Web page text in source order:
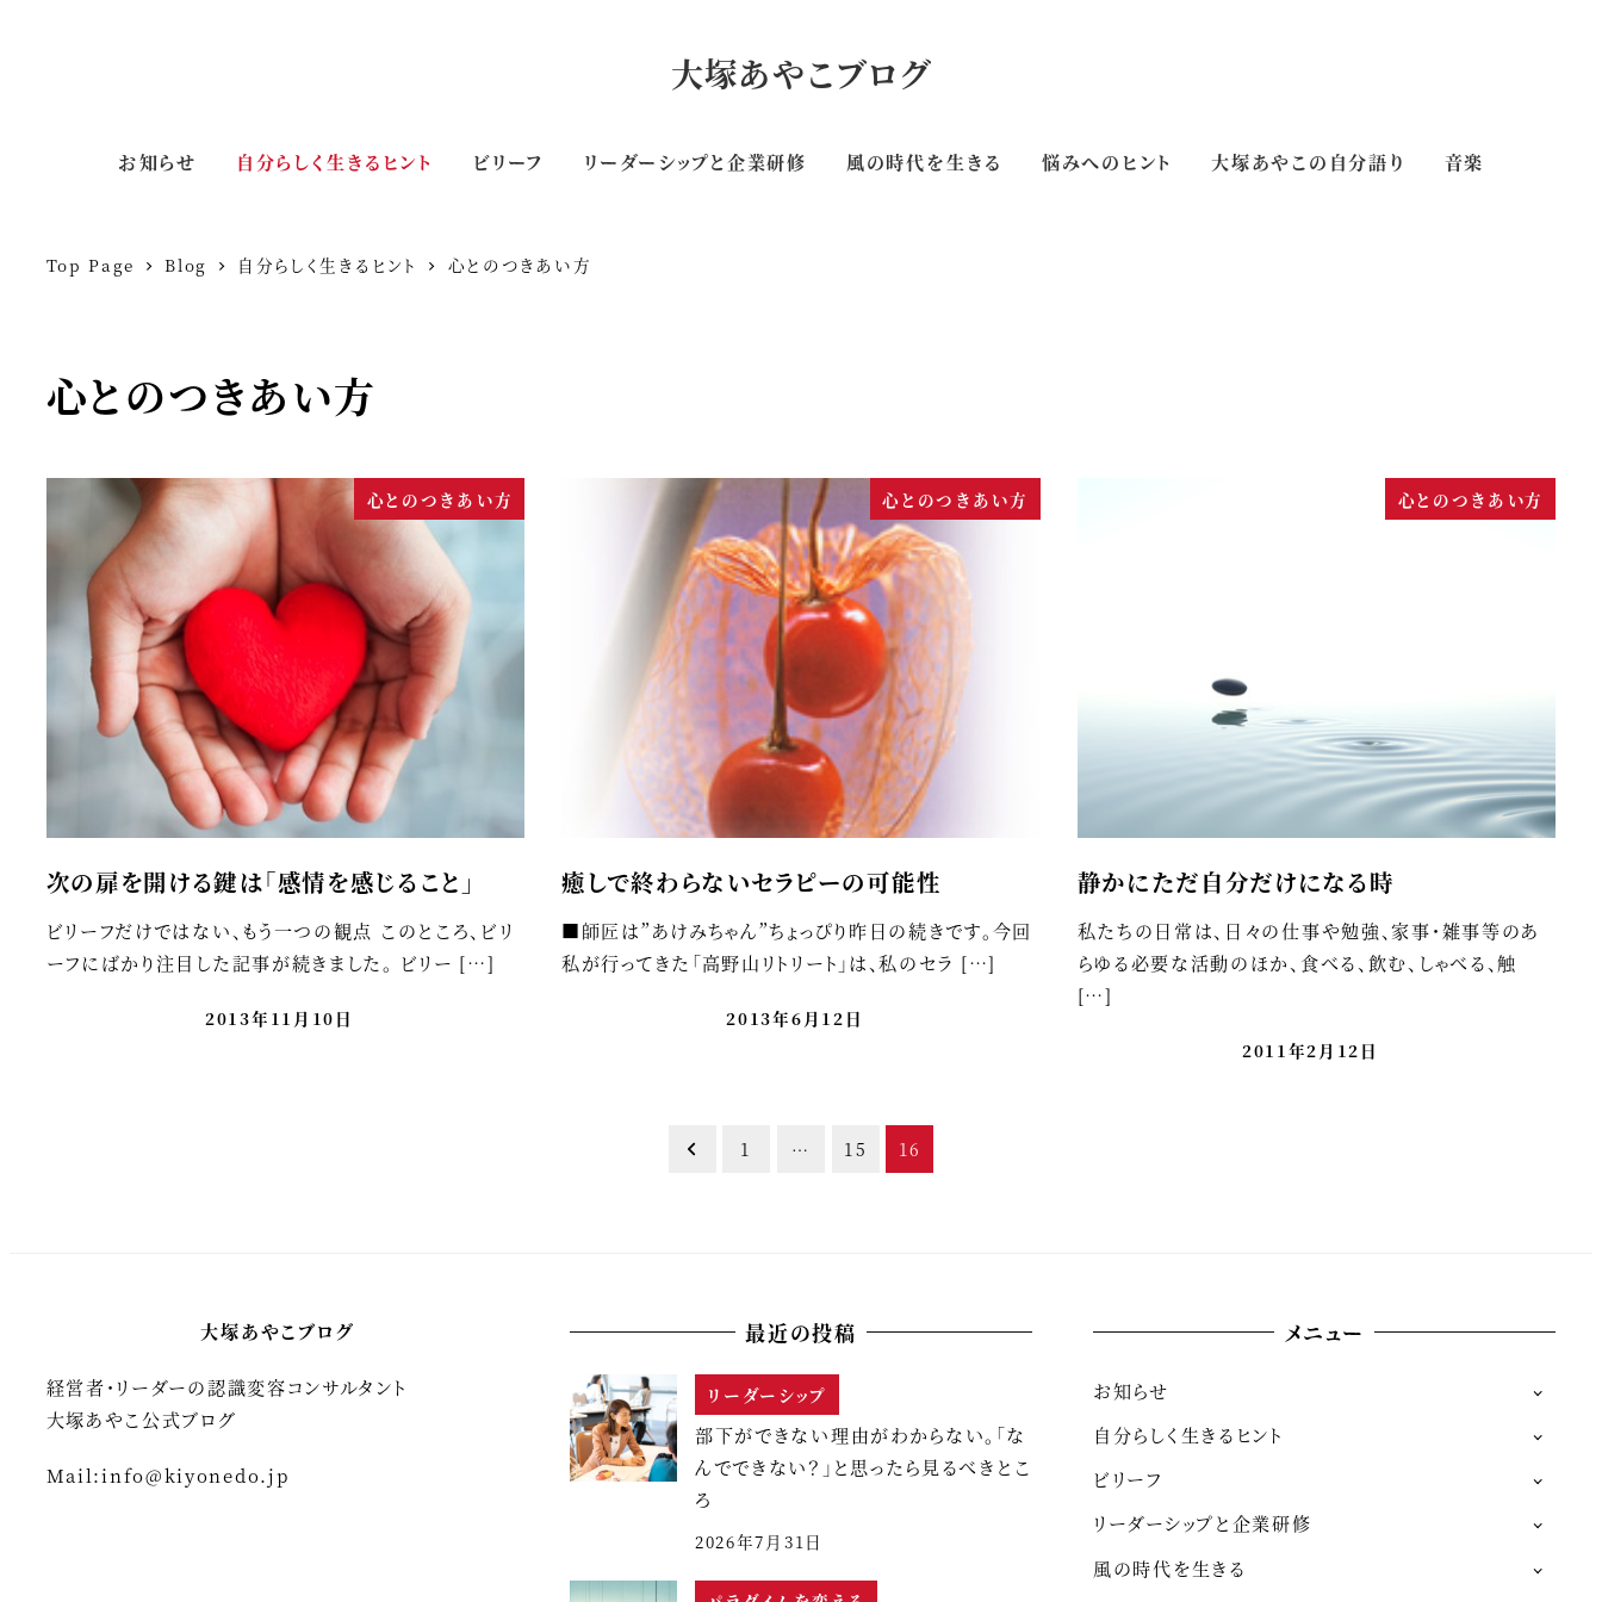
大塚あやこブログ
お知らせ 自分らしく生きるヒント ビリーフ リーダーシップと企業研修 風の時代を生きる 悩みへのヒント 大塚あやこの自分語り 音楽
Top Page Blog 自分らしく生きるヒント 心とのつきあい方
心とのつきあい方
心とのつきあい方
次の扉を開ける鍵は「感情を感じること」
ビリーフだけではない、もう一つの観点 このところ、ビリ
ーフにばかり注目した記事が続きました。 ビリー […]
2013年11月10日
心とのつきあい方
癒しで終わらないセラピーの可能性
■師匠は”あけみちゃん”ちょっぴり昨日の続きです。今回
私が行ってきた「高野山リトリート」は、私のセラ […]
2013年6月12日
心とのつきあい方
静かにただ自分だけになる時
私たちの日常は、日々の仕事や勉強、家事・雑事等のあ
らゆる必要な活動のほか、食べる、飲む、しゃべる、触
[…]
2011年2月12日
ー
ジ
送
1 … 15 16
大塚あやこブログ
経営者・リーダーの認識変容コンサルタント
大塚あやこ公式ブログ
Mail:info@kiyonedo.jp
最近の投稿
リーダーシップ
部下ができない理由がわからない。「な
んでできない？」と思ったら見るべきとこ
ろ
2026年7月31日
メニュー
お知らせ
自分らしく生きるヒント
ビリーフ
リーダーシップと企業研修
風の時代を生きる